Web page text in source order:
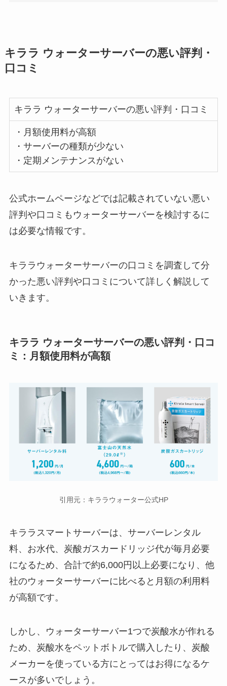
キララ ウォーターサーバーの悪い評判・
口コミ
キララ ウォーターサーバーの悪い評判・口コミ
・月額使用料が高額
・サーバーの種類が少ない
・定期メンテナンスがない
公式ホームページなどでは記載されていない悪い
評判や口コミもウォーターサーバーを検討するに
は必要な情報です。
キララウォーターサーバーの口コミを調査して分
かった悪い評判や口コミについて詳しく解説して
いきます。
キララ ウォーターサーバーの悪い評判・口コ
ミ： 月額使用料が高額
引用元：キララウォーター公式HP
キララスマートサーバーは、サーバーレンタル
料、お水代、炭酸ガスカードリッジ代が毎月必要
になるため、合計で約6,000円以上必要になり、他
社のウォーターサーバーに比べると月額の利用料
が高額です。
しかし、ウォーターサーバー1つで炭酸水が作れる
ため、炭酸水をペットボトルで購入したり、炭酸
メーカーを使っている方にとってはお得になるケ
ースが多いでしょう。